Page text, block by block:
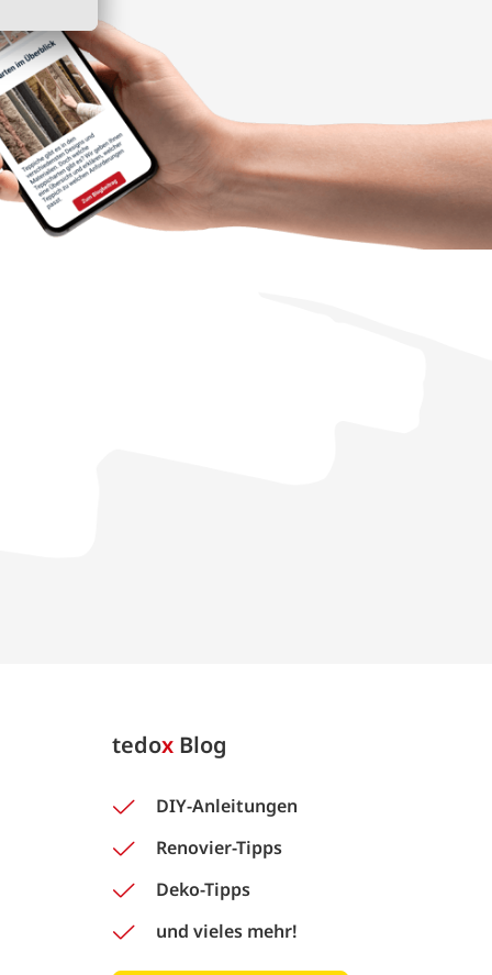
tedox Blog
DIY-Anleitungen
Renovier-Tipps
Deko-Tipps
und vieles mehr!